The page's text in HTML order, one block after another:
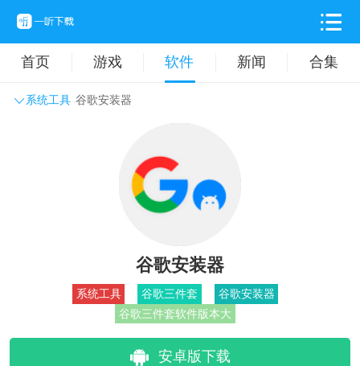
首页 游戏 软件 新闻 合集
系统工具 谷歌安装器
拍摄美化
谷歌安装器
系统工具 谷歌三件套
谷歌安装器
谷歌三件套软件版本大
安卓版下载